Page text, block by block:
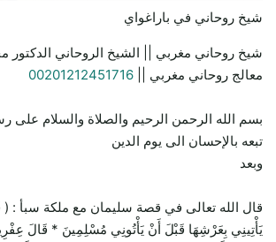
شيخ روحاني في باراغواي
شيخ روحاني مغربي || الشيخ الروحاني الدكتور
معالج روحاني مغربي || 00201212451716
بسم الله الرحمن الرحيم والصلاة والسلام على
تبعه بالإحسان الى يوم الدين
وبعد
قال الله تعالى في قصة سليمان مع ملكة سبأ : (
يَأْتِينِي بِعَرْشِهَا قَبْلَ أَنْ يَأْتُونِي مُسْلِمِينَ * قَالَ